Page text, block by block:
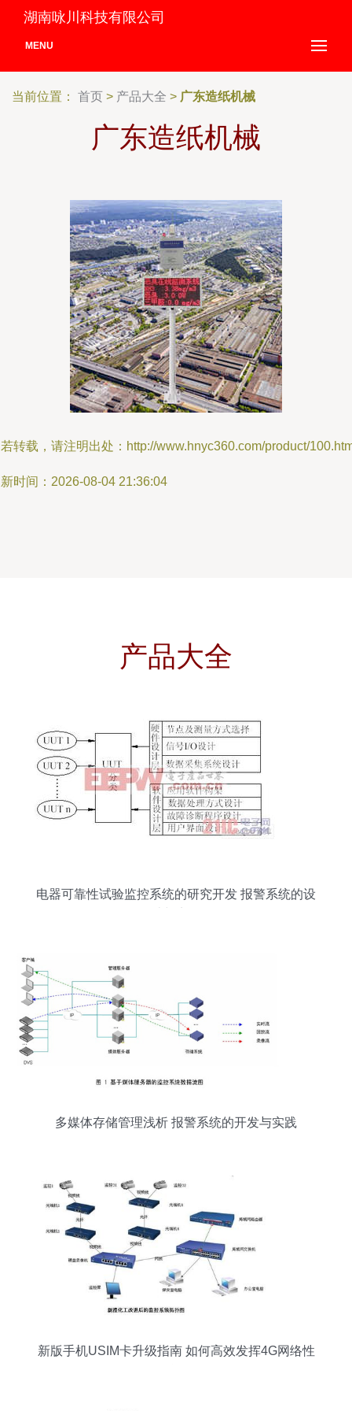
湖南咏川科技有限公司
MENU
当前位置： 首页 > 产品大全 > 广东造纸机械
广东造纸机械
转载，请注明出处：http://www.hnyc360.com/product/
时间：2026-08-04 21:36:04
产品大全
电器可靠性试验监控系统的研究开发 报警系统的设
多媒体存储管理浅析 报警系统的开发与实践
新版手机USIM卡升级指南 如何高效发挥4G网络性